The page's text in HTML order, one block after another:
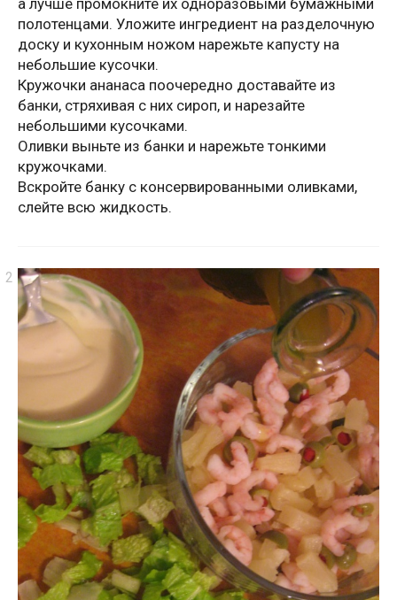
полотенцами. Уложите ингредиент на разделочную
доску и кухонным ножом нарежьте капусту на
небольшие кусочки.
Кружочки ананаса поочередно доставайте из
банки, стряхивая с них сироп, и нарезайте
небольшими кусочками.
Оливки выньте из банки и нарежьте тонкими
кружочками.
Вскройте банку с консервированными оливками,
слейте всю жидкость.